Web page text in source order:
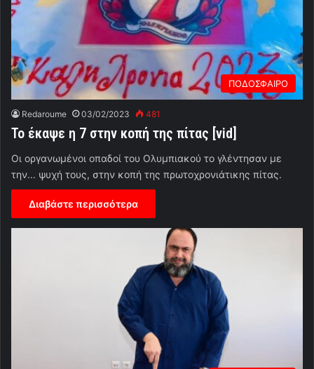
ΠΟΔΟΣΦΑΙΡΟ
Redaroume 03/02/2023 481
Το έκαψε η 7 στην κοπή της πίτας [vid]
Οι οργανωμένοι οπαδοί του Ολυμπιακού το γλέντησαν με
την... ψυχή τους, στην κοπή της πρωτοχρονιάτικης πίτας.
Διαβάστε περισσότερα